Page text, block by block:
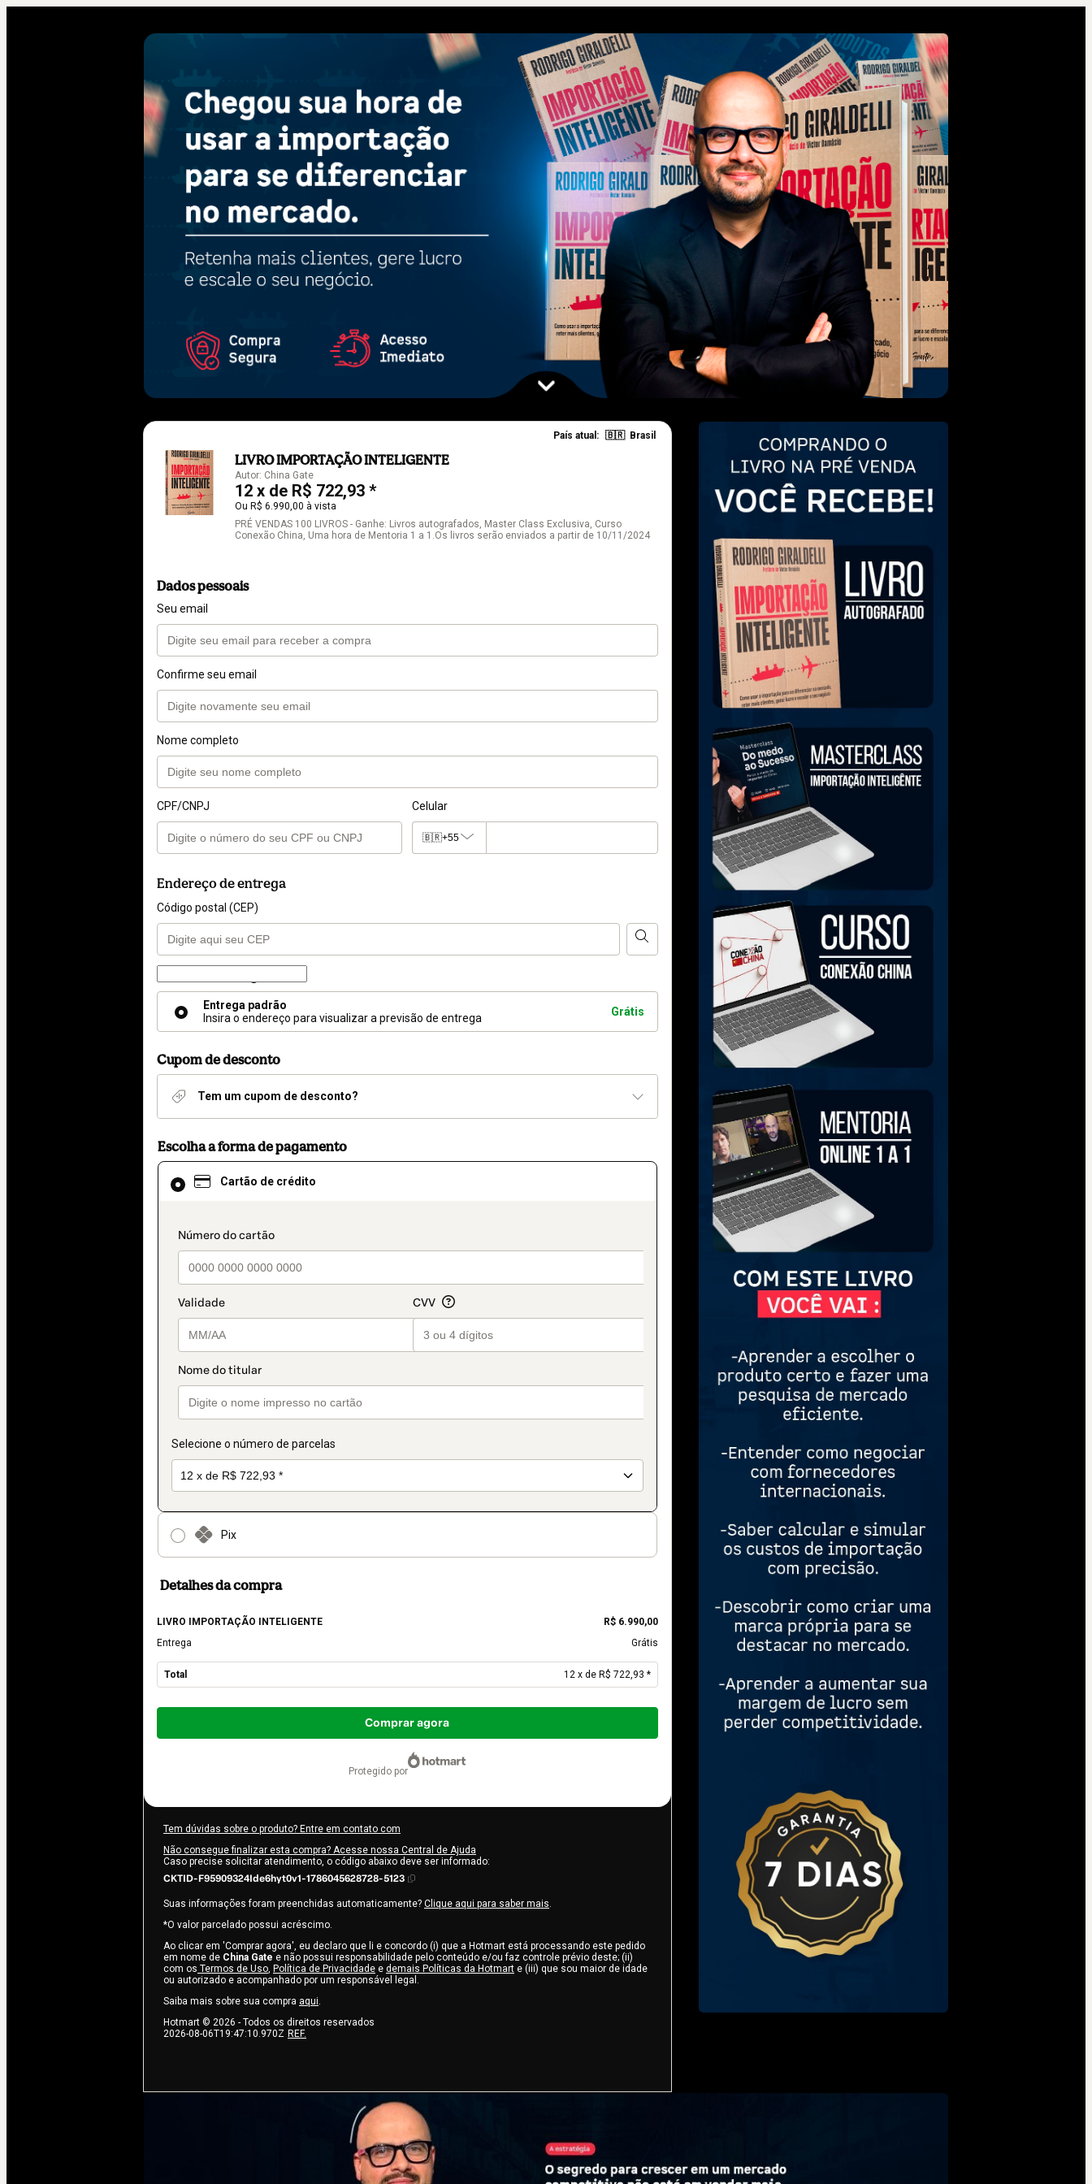
País atual: 🇧🇷 Brasil
LIVRO IMPORTAÇÃO INTELIGENTE
Autor: China Gate
12 x de R$ 722,93 *
Ou R$ 6.990,00 à vista
PRÉ VENDAS 100 LIVROS - Ganhe: Livros autografados, Master Class Exclusiva, Curso
Conexão China, Uma hora de Mentoria 1 a 1.Os livros serão enviados a partir de 10/11/2024
Dados pessoais
Seu email
Confirme seu email
Nome completo
CPF/CNPJ Celular
🇧🇷+55
Endereço de entrega
Código postal (CEP)
Forma
entrega
Entrega padrão
Insira o endereço para visualizar a previsão de entrega
Grátis
Cupom de desconto
Tem um cupom de desconto?
Escolha a forma de pagamento
Cartão de crédito
payment_data.section_title_v2
Selecione o número de parcelas
Pix
Cartão
de
como
pagamento
Detalhes da compra
LIVRO IMPORTAÇÃO INTELIGENTE
R$ 6.990,00
Entrega
Grátis
Total 12 x de R$ 722,93 *
Total
R$ 8.675,16
Comprar agora
protegido por
Tem dúvidas sobre o produto? Entre em contato com
Não consegue finalizar esta compra? Acesse nossa Central de Ajuda
Caso precise solicitar atendimento, o código abaixo deve ser informado:
CKTID-F95909324Ide6hyt0v1-1786045628728-5123
Suas informações foram preenchidas automaticamente? Clique aqui para saber mais.
*O valor parcelado possui acréscimo.
Ao clicar em 'Comprar agora', eu declaro que li e concordo (i) que a Hotmart está processando este pedido
em nome de China Gate e não possui responsabilidade pelo conteúdo e/ou faz controle prévio deste; (ii)
com os Termos de Uso, Política de Privacidade e demais Políticas da Hotmart e (iii) que sou maior de idade
ou autorizado e acompanhado por um responsável legal.
Saiba mais sobre sua compra aqui.
Hotmart © 2026 - Todos os direitos reservados
2026-08-06T19:47:10.970Z REF.